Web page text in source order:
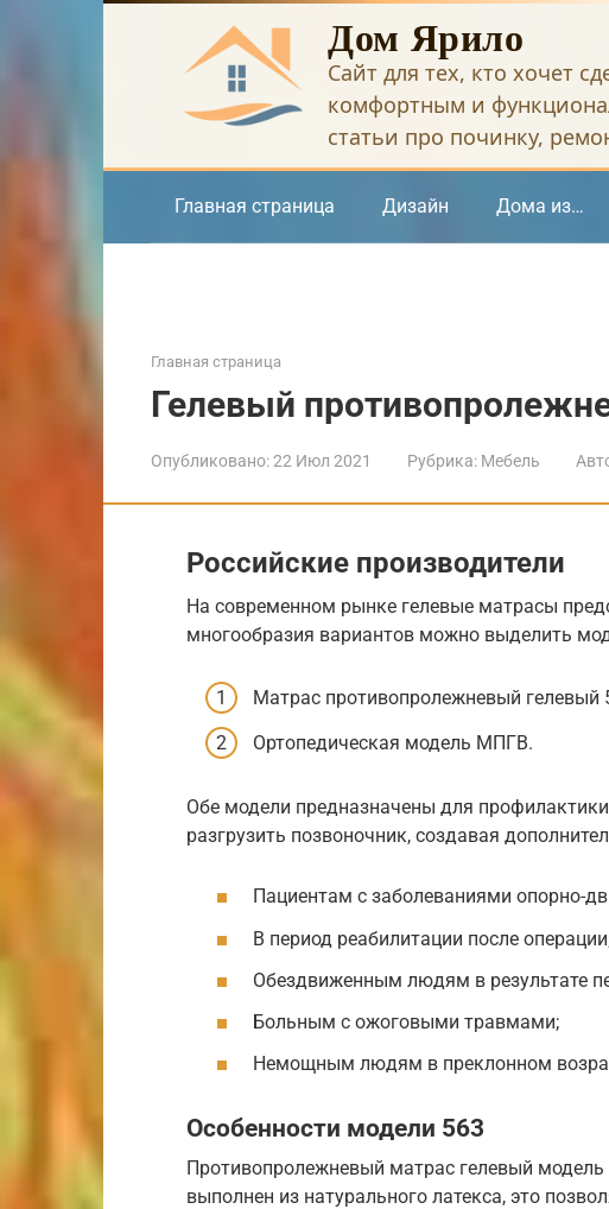
Дом Ярило
Сайт для тех, кто хочет
комфортным и
статьи про починку,
Главная страница Дизайн Дома из…
Главная страница
Гелевый
Опубликовано:22 Июл 2021 Рубрика: Мебель
Российские производители
На современном рынке гелевые матрасы
многообразия вариантов можно выделить
Матрас противопролежневый гелевый
Ортопедическая модель МПГВ.
Обе модели предназначены для
разгрузить позвоночник, создавая
Пациентам с заболеваниями опорно-
В период реабилитации после
Обездвиженным людям в результате
Больным с ожоговыми травмами;
Немощным людям в преклонном
Особенности модели 563
Противопролежневый матрас гелевый модель
выполнен из натурального латекса, это